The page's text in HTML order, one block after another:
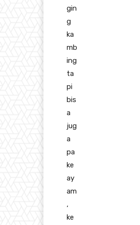
gin
g
ka
mb
ing
ta
pi
bis
a
jug
a
pa
ke
ay
am
,
ke